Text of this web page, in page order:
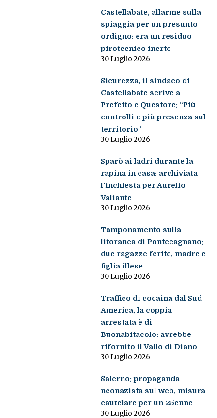
Castellabate, allarme sulla
spiaggia per un presunto
ordigno: era un residuo
pirotecnico inerte
30 Luglio 2026
Sicurezza, il sindaco di
Castellabate scrive a
Prefetto e Questore: “Più
controlli e più presenza sul
territorio”
30 Luglio 2026
Sparò ai ladri durante la
rapina in casa: archiviata
l’inchiesta per Aurelio
Valiante
30 Luglio 2026
Tamponamento sulla
litoranea di Pontecagnano:
due ragazze ferite, madre e
figlia illese
30 Luglio 2026
Traffico di cocaina dal Sud
America, la coppia
arrestata è di
Buonabitacolo: avrebbe
rifornito il Vallo di Diano
30 Luglio 2026
Salerno: propaganda
neonazista sul web, misura
cautelare per un 25enne
30 Luglio 2026